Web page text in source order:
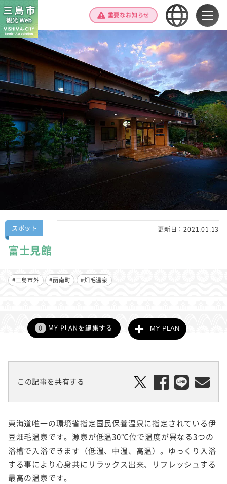
重要なお知らせ
スポット 更新日：2021.01.13
富士見館
#三島市外 #函南町 #畑毛温泉
MY PLAN
0 MY PLANを編集する
この記事を共有する
東海道唯一の環境省指定国民保養温泉に指定されている伊
豆畑毛温泉です。源泉が低温30℃位で温度が異なる3つの
浴槽で入浴できます（低温、中温、高温）。ゆっくり入浴
する事により心身共にリラックス出来、リフレッシュする
最高の温泉です。